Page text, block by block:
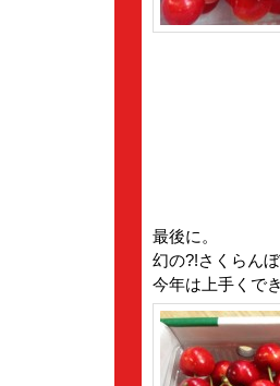
最後に。
幻の?!さくらん
今年は上手くで